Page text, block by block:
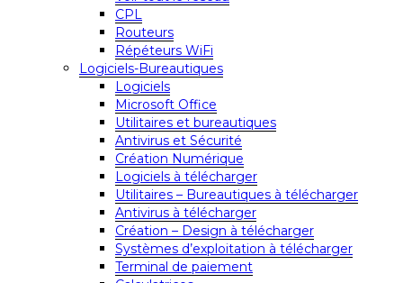
CPL
Routeurs
Répéteurs WiFi
Logiciels-Bureautiques
Logiciels
Microsoft Office
Utilitaires et bureautiques
Antivirus et Sécurité
Création Numérique
Logiciels à télécharger
Utilitaires – Bureautiques à télécharger
Antivirus à télécharger
Création – Design à télécharger
Systèmes d’exploitation à télécharger
Terminal de paiement